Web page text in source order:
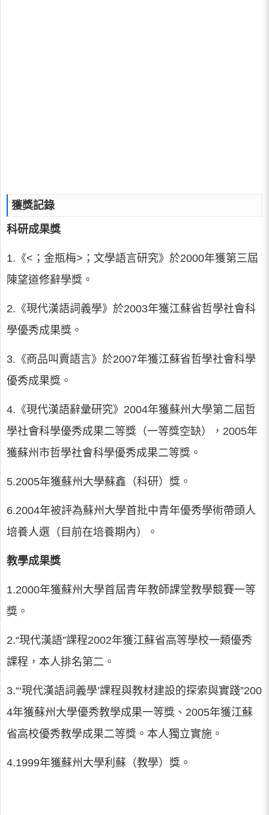
獲獎記錄
科研成果獎
1.《<；金瓶梅>；文學語言研究》於2000年獲第三屆
陳望道修辭學獎。
2.《現代漢語詞義學》於2003年獲江蘇省哲學社會科
學優秀成果獎。
3.《商品叫賣語言》於2007年獲江蘇省哲學社會科學
優秀成果獎。
4.《現代漢語辭彙研究》2004年獲蘇州大學第二屆哲
學社會科學優秀成果二等獎（一等獎空缺），2005年
獲蘇州市哲學社會科學優秀成果二等獎。
5.2005年獲蘇州大學蘇鑫（科研）獎。
6.2004年被評為蘇州大學首批中青年優秀學術帶頭人
培養人選（目前在培養期內）。
教學成果獎
1.2000年獲蘇州大學首屆青年教師課堂教學競賽一等
獎。
2.“現代漢語”課程2002年獲江蘇省高等學校一類優秀
課程，本人排名第二。
3.“‘現代漢語詞義學’課程與教材建設的探索與實踐”200
4年獲蘇州大學優秀教學成果一等獎、2005年獲江蘇
省高校優秀教學成果二等獎。本人獨立實施。
4.1999年獲蘇州大學利蘇（教學）獎。